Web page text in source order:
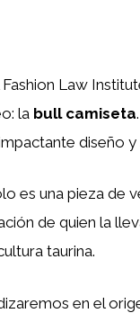
Law
la bull camiseta
diseño
es una pieza de
de quien la
taurina.
en el